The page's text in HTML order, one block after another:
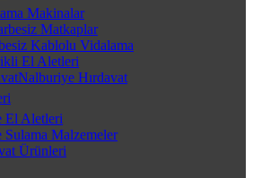
Makinalar
Matkaplar
Kablolu Vidalama
El Aletleri
Nalburiye Hırdavat
El Aletleri
Sulama Malzemeler
Ürünleri